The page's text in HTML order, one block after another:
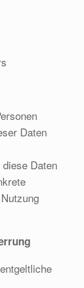
Daten
Daten